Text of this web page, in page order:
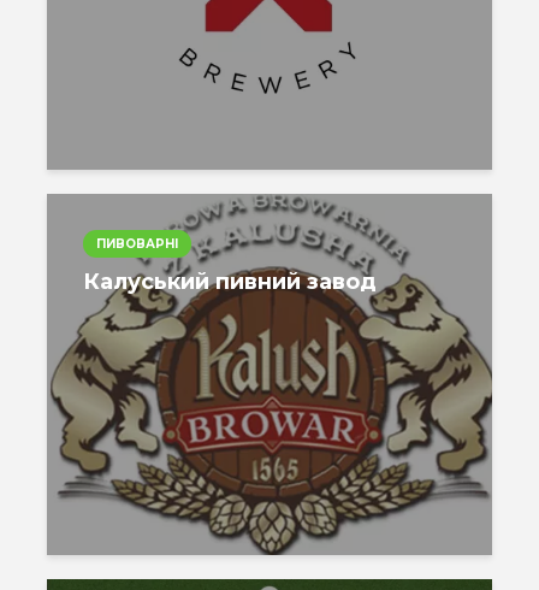
ПИВОВАРНІ
Калуський пивний завод